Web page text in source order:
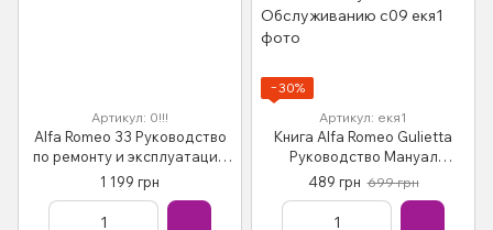
Артикул: 0!!!
Alfa Romeo 33 Руководство
по ремонту и эксплуатации
+ электросхемы
1 199 грн
−30%
Артикул: екя1
Книга Alfa Romeo Gulietta
Руководство Мануал
Инструкция Пособие По
Эксплуатации техническому
Обслуживанию с09
489 грн 699 грн